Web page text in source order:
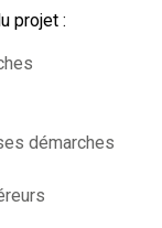
projet :
démarches